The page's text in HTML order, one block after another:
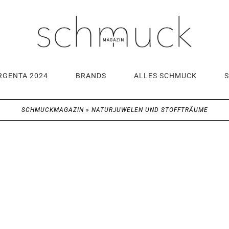
2024 BRANDS ALLES SCHMUCK
SCHMUCKMAGAZIN» NATURJUWELEN UND STOFFTRÄUME